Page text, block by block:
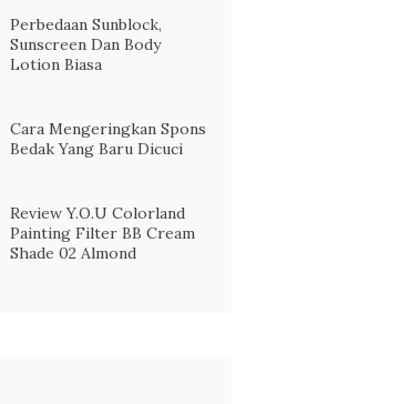
Perbedaan Sunblock,
Sunscreen Dan Body
Lotion Biasa
Cara Mengeringkan Spons
Bedak Yang Baru Dicuci
Review Y.O.U Colorland
Painting Filter BB Cream
Shade 02 Almond